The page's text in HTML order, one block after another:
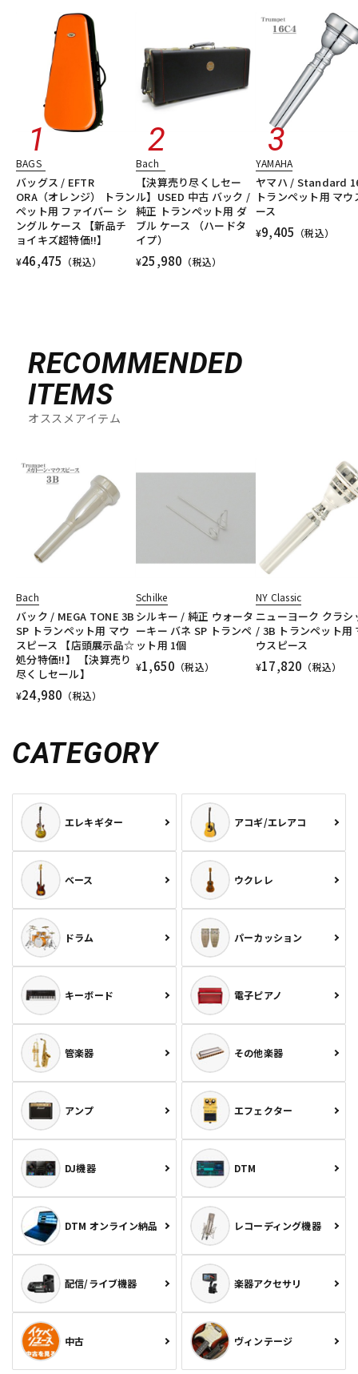
BAGS
バッグス / EFTR
ORA（オレンジ） トラン
ペット用 ファイバー シ
ングル ケース 【新品チ
ョイキズ超特価!!】
¥46,475 （税込）
Bach
【決算売り尽くしセー
ル】USED 中古 バック /
純正 トランペット用 ダ
ブル ケース （ハードタ
イプ）
¥25,980 （税込）
YAMAHA
ヤマハ / Standard
トランペット用 マウ
ース
¥9,405 （税込）
RECOMMENDED
ITEMS
オススメアイテム
Bach
バック / MEGA TONE 3B
SP トランペット用 マウ
スピース 【店頭展示品☆
処分特価!!】 【決算売り
尽くしセール】
¥24,980 （税込）
Schilke
シルキー / 純正 ウォータ
ーキー バネ SP トランペ
ット用 1個
¥1,650 （税込）
NY Classic
ニューヨーク クラシ
/ 3B トランペット用
ウスピース
¥17,820 （税込）
CATEGORY
エレキギター アコギ/エレアコ
ベース ウクレレ
ドラム パーカッション
キーボード 電子ピアノ
管楽器 その他楽器
アンプ エフェクター
DJ機器 DTM
DTM オンライン納品 レコーディング機器
配信/ライブ機器 楽器アクセサリ
中古 ヴィンテージ